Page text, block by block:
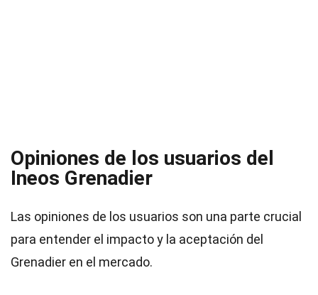
Opiniones de los usuarios del
Ineos Grenadier
Las opiniones de los usuarios son una parte crucial
para entender el impacto y la aceptación del
Grenadier en el mercado.